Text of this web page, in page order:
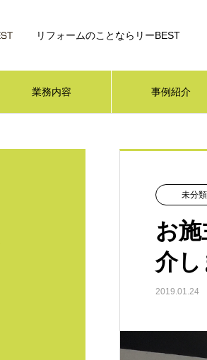
リフォームのことならリーBEST
業務内容 事例紹介
未分類
お
介し
2019.01.24